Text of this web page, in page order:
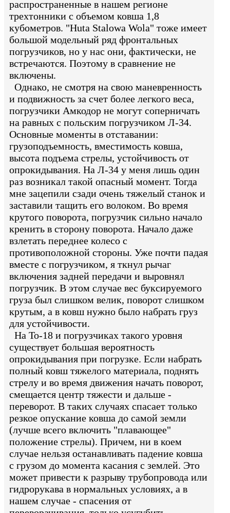
распространенные в нашем регионе
трехтонники с объемом ковша 1,8
кубометров. "Huta Stalowa Wola" тоже имеет
большой модельный ряд фронтальных
погрузчиков, но у нас они, фактически, не
встречаются. Поэтому в сравнение не
включены.
Однако, не смотря на свою маневренность
и подвижность за счет более легкого веса,
погрузчики Амкодор не могут соперничать
на равных с польским погрузчиком Л-34.
Основные моменты в отставании:
грузоподъемность, вместимость ковша,
высота подъема стрелы, устойчивость от
опрокидывания. На Л-34 у меня лишь один
раз возникал такой опасный момент. Тогда
мне зацепили сзади очень тяжелый станок и
заставили тащить его волоком. Во время
крутого поворота, погрузчик сильно начало
кренить в сторону поворота. Начало даже
взлетать переднее колесо с
противоположной стороны. Уже почти падая
вместе с погрузчиком, я ткнул рычаг
включения задней передачи и выровнял
погрузчик. В этом случае вес буксируемого
груза был слишком велик, поворот слишком
крутым, а в ковш нужно было набрать груз
для устойчивости.
На То-18 и погрузчиках такого уровня
существует большая вероятность
опрокидывания при погрузке. Если набрать
полный ковш тяжелого материала, поднять
стрелу и во время движения начать поворот,
смещается центр тяжести и дальше -
переворот. В таких случаях спасает только
резкое опускание ковша до самой земли
(лучше всего включить "плавающее"
положение стрелы). Причем, ни в коем
случае нельзя останавливать падение ковша
с грузом до момента касания с землей. Это
может привести к разрыву трубопровода или
гидрорукава в нормальных условиях, а в
нашем случае - спасения от